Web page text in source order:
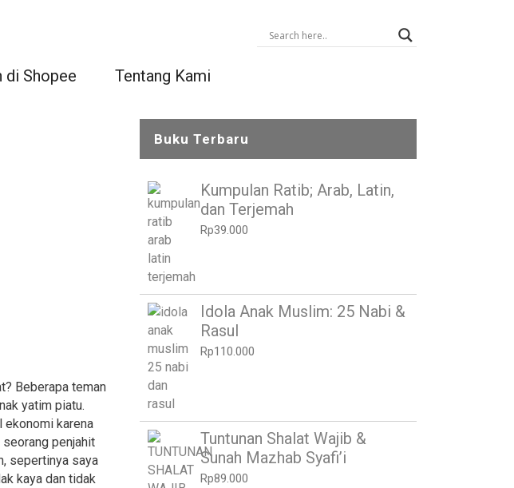
di Shopee Tentang Kami
Beberapa teman
yatim piatu.
ekonomi karena
penjahit
sepertinya saya
kaya dan tidak
Buku Terbaru
Kumpulan Ratib; Arab, Latin,
dan Terjemah
Rp39.000
Idola Anak Muslim: 25 Nabi &
Rasul
Rp110.000
Tuntunan Shalat Wajib &
Sunah Mazhab Syafi’i
Rp89.000